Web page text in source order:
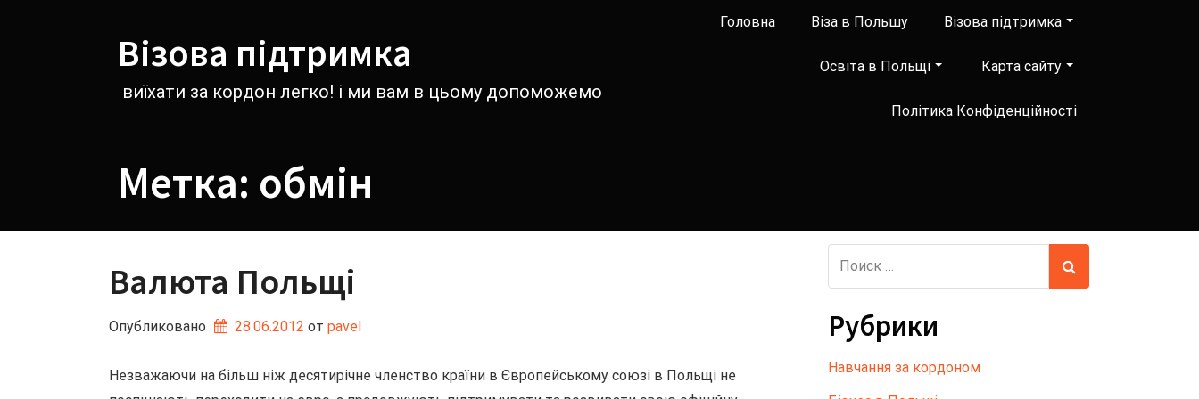
Візова підтримка
виїхати за кордон легко! і ми вам в цьому допоможемо
Головна Віза в Польшу Візова підтримка
Освіта в Польщі Карта сайту
Політика Конфіденційності
Метка: обмін
Валюта Польщі
Опубликовано 28.06.2012 от pavel
Незважаючи на більш ніж десятирічне членство країни в Європейському союзі в Польщі не
Рубрики
Hавчання за кордоном